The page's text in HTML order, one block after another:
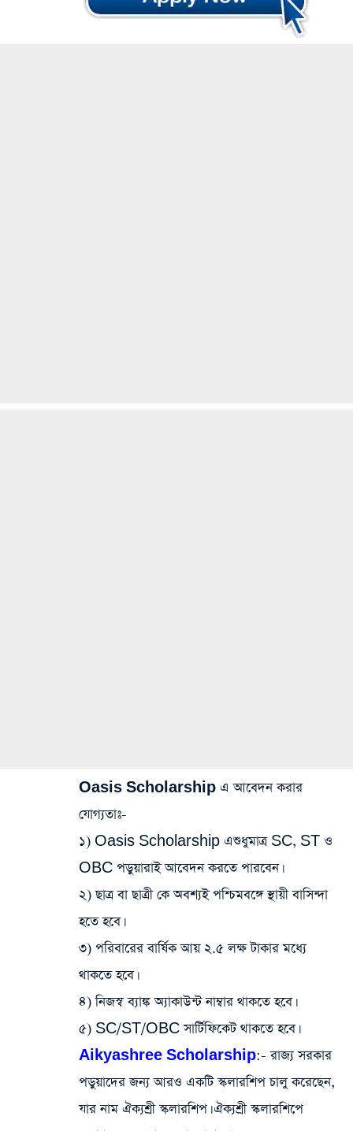
Oasis Scholarship এ আবেদন করার
যোগ্যতাঃ-
১) Oasis Scholarship এশুধুমাত্র SC, ST ও
OBC পড়ুয়ারাই আবেদন করতে পারবেন।
২) ছাত্র বা ছাত্রী কে অবশ্যই পশ্চিমবঙ্গে স্থায়ী বাসিন্দা
হতে হবে।
৩) পরিবারের বার্ষিক আয় ২.৫ লক্ষ টাকার মধ্যে
থাকতে হবে।
৪) নিজস্ব ব্যাঙ্ক অ্যাকাউন্ট নাম্বার থাকতে হবে।
৫) SC/ST/OBC সার্টিফিকেট থাকতে হবে।
Aikyashree Scholarship:- রাজ্য সরকার
পড়ুয়াদের জন্য আরও একটি স্কলারশিপ চালু করেছেন,
যার নাম ঐক্যশ্রী স্কলারশিপ। ঐক্যশ্রী স্কলারশিপে